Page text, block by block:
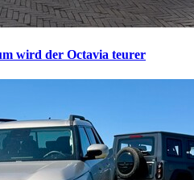
wird der Octavia teurer